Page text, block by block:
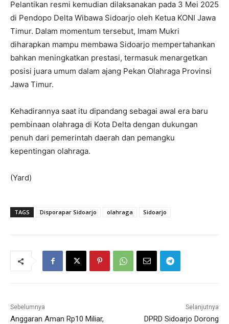
Pelantikan resmi kemudian dilaksanakan pada 3 Mei 2025
di Pendopo Delta Wibawa Sidoarjo oleh Ketua KONI Jawa
Timur. Dalam momentum tersebut, Imam Mukri
diharapkan mampu membawa Sidoarjo mempertahankan
bahkan meningkatkan prestasi, termasuk menargetkan
posisi juara umum dalam ajang Pekan Olahraga Provinsi
Jawa Timur.
Kehadirannya saat itu dipandang sebagai awal era baru
pembinaan olahraga di Kota Delta dengan dukungan
penuh dari pemerintah daerah dan pemangku
kepentingan olahraga.
(Yard)
TAGS Disporapar Sidoarjo olahraga Sidoarjo
Sebelumnya
Anggaran Aman Rp10 Miliar,
Selanjutnya
DPRD Sidoarjo Dorong